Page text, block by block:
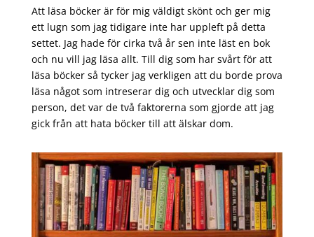
Att läsa böcker är för mig väldigt skönt och ger mig
ett lugn som jag tidigare inte har uppleft på detta
settet. Jag hade för cirka två år sen inte läst en bok
och nu vill jag läsa allt. Till dig som har svårt för att
läsa böcker så tycker jag verkligen att du borde prova
läsa något som intreserar dig och utvecklar dig som
person, det var de två faktorerna som gjorde att jag
gick från att hata böcker till att älskar dom.